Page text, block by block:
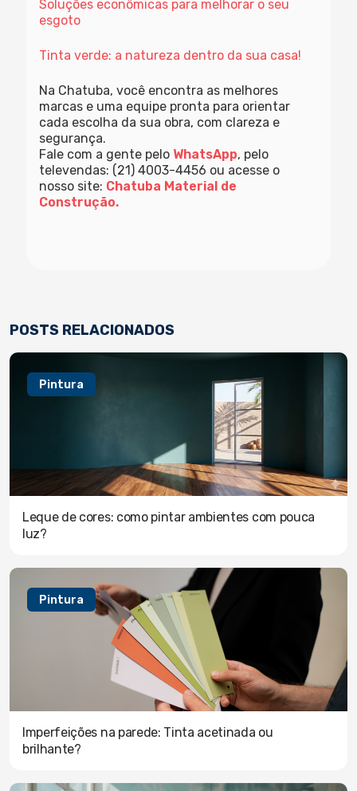
Soluções econômicas para melhorar o seu
esgoto
Tinta verde: a natureza dentro da sua casa!
Na Chatuba, você encontra as melhores
marcas e uma equipe pronta para orientar
cada escolha da sua obra, com clareza e
segurança.
Fale com a gente pelo WhatsApp, pelo
televendas: (21) 4003-4456 ou acesse o
nosso site: Chatuba Material de
Construção.
POSTS RELACIONADOS
Pintura
Leque de cores: como pintar ambientes com pouca
luz?
Pintura
Imperfeições na parede: Tinta acetinada ou
brilhante?